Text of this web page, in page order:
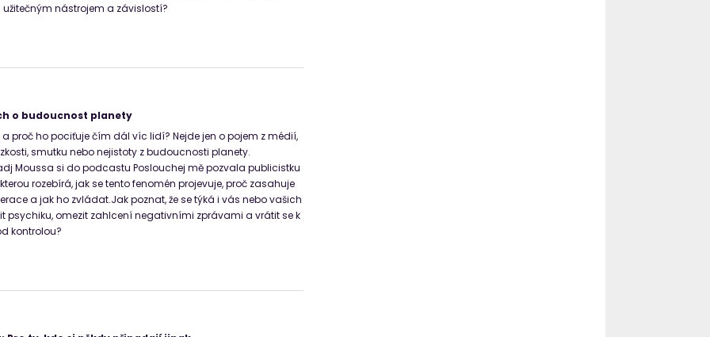
užitečným nástrojem a závislostí?
o budoucnost planety
proč ho pociťuje čím dál víc lidí? Nejde jen o pojem z médií,
smutku nebo nejistoty z budoucnosti planety.
Moussa si do podcastu Poslouchej mě pozvala publicistku
rozebírá, jak se tento fenomén projevuje, proč zasahuje
a jak ho zvládat.Jak poznat, že se týká i vás nebo vašich
psychiku, omezit zahlcení negativními zprávami a vrátit se k
kontrolou?